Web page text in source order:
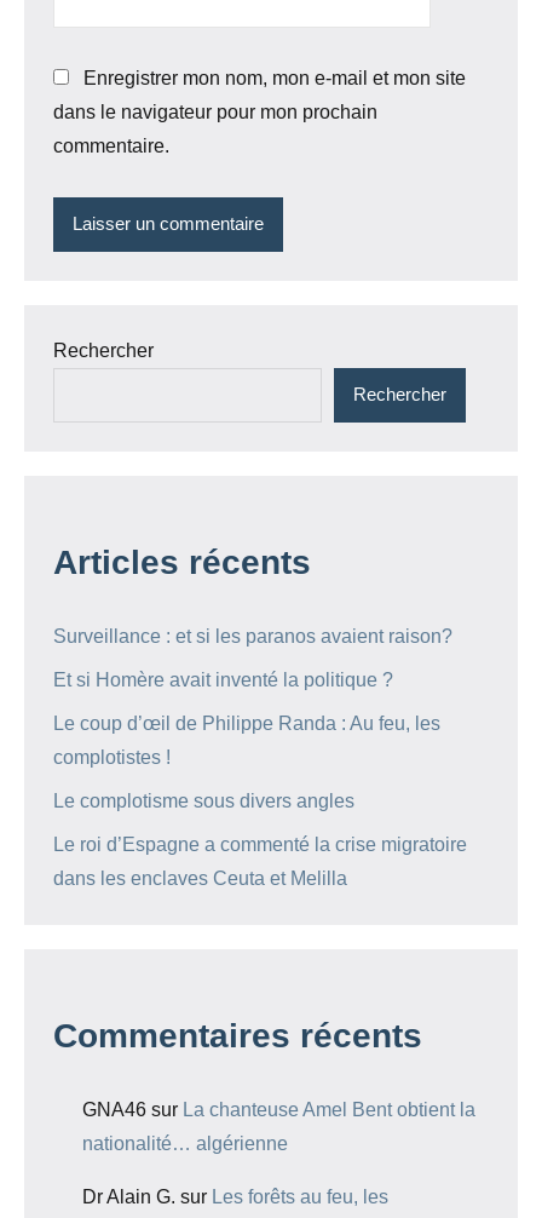
Enregistrer mon nom, mon e-mail et mon site
dans le navigateur pour mon prochain
commentaire.
Rechercher
Rechercher
Articles récents
Surveillance : et si les paranos avaient raison?
Et si Homère avait inventé la politique ?
Le coup d’œil de Philippe Randa : Au feu, les
complotistes !
Le complotisme sous divers angles
Le roi d’Espagne a commenté la crise migratoire
dans les enclaves Ceuta et Melilla
Commentaires récents
GNA46 sur La chanteuse Amel Bent obtient la
nationalité… algérienne
Dr Alain G. sur Les forêts au feu, les